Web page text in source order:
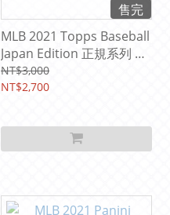
售完
MLB 2021 Topps Baseball
Japan Edition 正規系列 日
本版 棒球卡 卡盒
NT$3,000
NT$2,700